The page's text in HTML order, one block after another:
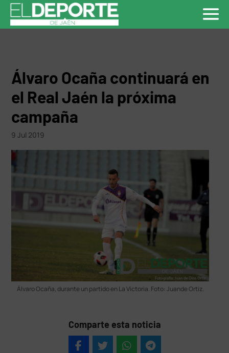
Álvaro Ocaña continuará en
el Real Jaén la próxima
campaña
9 Jul 2019
Álvaro Ocaña, durante un partido en La Victoria. Foto: Juande Ortiz.
Comparte esta noticia